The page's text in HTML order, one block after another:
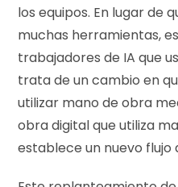
los equipos. En lugar de
muchas herramientas,
trabajadores de IA que
trata de un cambio en
utilizar mano de obra
obra digital que utiliza
establece un nuevo flujo